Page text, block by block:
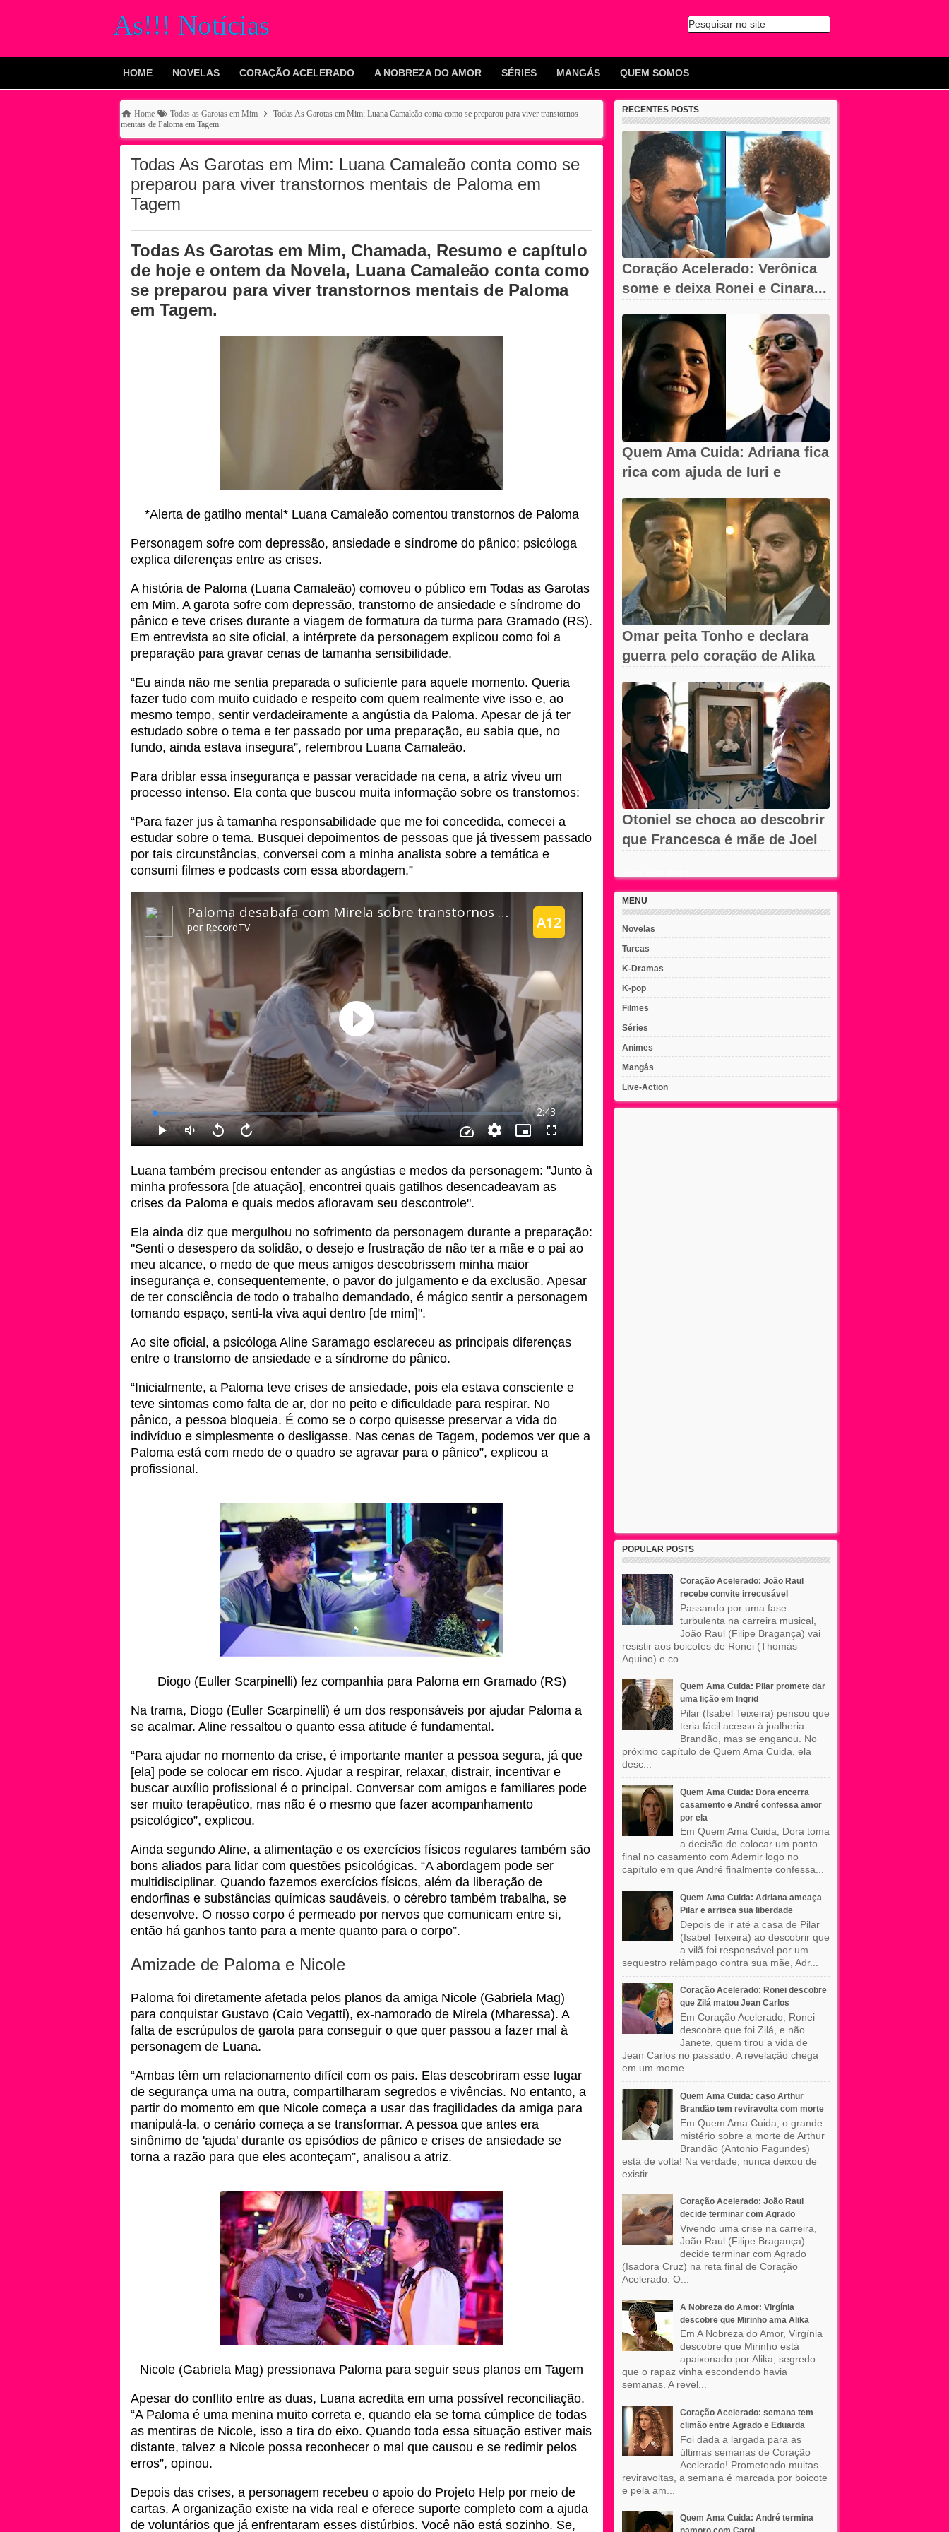
As!!! Notícias Pesquisar no site
HOME NOVELAS CORAÇÃO ACELERADO A NOBREZA DO AMOR SÉRIES MANGÁS QUEM SOMOS
Home Todas as Garotas em Mim
Todas As Garotas em Mim: Luana Camaleão conta como se preparou para viver transtornos
mentais de Paloma em Tagem
Todas As Garotas em Mim: Luana Camaleão conta como se
preparou para viver transtornos mentais de Paloma em
Tagem
Todas As Garotas em Mim, Chamada, Resumo e capítulo
de hoje e ontem da Novela, Luana Camaleão conta como
se preparou para viver transtornos mentais de Paloma
em Tagem.
*Alerta de gatilho mental* Luana Camaleão comentou transtornos de Paloma
Personagem sofre com depressão, ansiedade e síndrome do pânico; psicóloga
explica diferenças entre as crises.
A história de Paloma (Luana Camaleão) comoveu o público em Todas as Garotas
em Mim. A garota sofre com depressão, transtorno de ansiedade e síndrome do
pânico e teve crises durante a viagem de formatura da turma para Gramado (RS).
Em entrevista ao site oficial, a intérprete da personagem explicou como foi a
preparação para gravar cenas de tamanha sensibilidade.
“Eu ainda não me sentia preparada o suficiente para aquele momento. Queria
fazer tudo com muito cuidado e respeito com quem realmente vive isso e, ao
mesmo tempo, sentir verdadeiramente a angústia da Paloma. Apesar de já ter
estudado sobre o tema e ter passado por uma preparação, eu sabia que, no
fundo, ainda estava insegura”, relembrou Luana Camaleão.
Para driblar essa insegurança e passar veracidade na cena, a atriz viveu um
processo intenso. Ela conta que buscou muita informação sobre os transtornos:
“Para fazer jus à tamanha responsabilidade que me foi concedida, comecei a
estudar sobre o tema. Busquei depoimentos de pessoas que já tivessem passado
por tais circunstâncias, conversei com a minha analista sobre a temática e
consumi filmes e podcasts com essa abordagem.”
Luana também precisou entender as angústias e medos da personagem: "Junto à
minha professora [de atuação], encontrei quais gatilhos desencadeavam as
crises da Paloma e quais medos afloravam seu descontrole".
Ela ainda diz que mergulhou no sofrimento da personagem durante a preparação:
"Senti o desespero da solidão, o desejo e frustração de não ter a mãe e o pai ao
meu alcance, o medo de que meus amigos descobrissem minha maior
insegurança e, consequentemente, o pavor do julgamento e da exclusão. Apesar
de ter consciência de todo o trabalho demandado, é mágico sentir a personagem
tomando espaço, senti-la viva aqui dentro [de mim]".
Ao site oficial, a psicóloga Aline Saramago esclareceu as principais diferenças
entre o transtorno de ansiedade e a síndrome do pânico.
“Inicialmente, a Paloma teve crises de ansiedade, pois ela estava consciente e
teve sintomas como falta de ar, dor no peito e dificuldade para respirar. No
pânico, a pessoa bloqueia. É como se o corpo quisesse preservar a vida do
indivíduo e simplesmente o desligasse. Nas cenas de Tagem, podemos ver que a
Paloma está com medo de o quadro se agravar para o pânico”, explicou a
profissional.
Diogo (Euller Scarpinelli) fez companhia para Paloma em Gramado (RS)
Na trama, Diogo (Euller Scarpinelli) é um dos responsáveis por ajudar Paloma a
se acalmar. Aline ressaltou o quanto essa atitude é fundamental.
“Para ajudar no momento da crise, é importante manter a pessoa segura, já que
[ela] pode se colocar em risco. Ajudar a respirar, relaxar, distrair, incentivar e
buscar auxílio profissional é o principal. Conversar com amigos e familiares pode
ser muito terapêutico, mas não é o mesmo que fazer acompanhamento
psicológico”, explicou.
Ainda segundo Aline, a alimentação e os exercícios físicos regulares também são
bons aliados para lidar com questões psicológicas. “A abordagem pode ser
multidisciplinar. Quando fazemos exercícios físicos, além da liberação de
endorfinas e substâncias químicas saudáveis, o cérebro também trabalha, se
desenvolve. O nosso corpo é permeado por nervos que comunicam entre si,
então há ganhos tanto para a mente quanto para o corpo”.
Amizade de Paloma e Nicole
Paloma foi diretamente afetada pelos planos da amiga Nicole (Gabriela Mag)
para conquistar Gustavo (Caio Vegatti), ex-namorado de Mirela (Mharessa). A
falta de escrúpulos de garota para conseguir o que quer passou a fazer mal à
personagem de Luana.
“Ambas têm um relacionamento difícil com os pais. Elas descobriram esse lugar
de segurança uma na outra, compartilharam segredos e vivências. No entanto, a
partir do momento em que Nicole começa a usar das fragilidades da amiga para
manipulá-la, o cenário começa a se transformar. A pessoa que antes era
sinônimo de 'ajuda' durante os episódios de pânico e crises de ansiedade se
torna a razão para que eles aconteçam”, analisou a atriz.
Nicole (Gabriela Mag) pressionava Paloma para seguir seus planos em Tagem
Apesar do conflito entre as duas, Luana acredita em uma possível reconciliação.
“A Paloma é uma menina muito correta e, quando ela se torna cúmplice de todas
as mentiras de Nicole, isso a tira do eixo. Quando toda essa situação estiver mais
distante, talvez a Nicole possa reconhecer o mal que causou e se redimir pelos
erros”, opinou.
Depois das crises, a personagem recebeu o apoio do Projeto Help por meio de
cartas. A organização existe na vida real e oferece suporte completo com a ajuda
de voluntários que já enfrentaram esses distúrbios. Você não está sozinho. Se,
RECENTES POSTS
Coração Acelerado: Verônica
some e deixa Ronei e Cinara...
Quem Ama Cuida: Adriana fica
rica com ajuda de Iuri e
Omar peita Tonho e declara
guerra pelo coração de Alika
Otoniel se choca ao descobrir
que Francesca é mãe de Joel
MENU
Novelas
Turcas
K-Dramas
K-pop
Filmes
Séries
Animes
Mangás
Live-Action
POPULAR POSTS
Coração Acelerado: João Raul
recebe convite irrecusável
Passando por uma fase
turbulenta na carreira musical,
João Raul (Filipe Bragança) vai
resistir aos boicotes de Ronei (Thomás
Aquino) e co...
Quem Ama Cuida: Pilar promete dar
uma lição em Ingrid
Pilar (Isabel Teixeira) pensou que
teria fácil acesso à joalheria
Brandão, mas se enganou. No
próximo capítulo de Quem Ama Cuida, ela
desc...
Quem Ama Cuida: Dora encerra
casamento e André confessa amor
por ela
Em Quem Ama Cuida, Dora toma
a decisão de colocar um ponto
final no casamento com Ademir logo no
capítulo em que André finalmente confessa...
Quem Ama Cuida: Adriana ameaça
Pilar e arrisca sua liberdade
Depois de ir até a casa de Pilar
(Isabel Teixeira) ao descobrir que
a vilã foi responsável por um
sequestro relâmpago contra sua mãe, Adr...
Coração Acelerado: Ronei descobre
que Zilá matou Jean Carlos
Em Coração Acelerado, Ronei
descobre que foi Zilá, e não
Janete, quem tirou a vida de
Jean Carlos no passado. A revelação chega
em um mome...
Quem Ama Cuida: caso Arthur
Brandão tem reviravolta com morte
Em Quem Ama Cuida, o grande
mistério sobre a morte de Arthur
Brandão (Antonio Fagundes)
está de volta! Na verdade, nunca deixou de
existir...
Coração Acelerado: João Raul
decide terminar com Agrado
Vivendo uma crise na carreira,
João Raul (Filipe Bragança)
decide terminar com Agrado
(Isadora Cruz) na reta final de Coração
Acelerado. O...
A Nobreza do Amor: Virgínia
descobre que Mirinho ama Alika
Em A Nobreza do Amor, Virgínia
descobre que Mirinho está
apaixonado por Alika, segredo
que o rapaz vinha escondendo havia
semanas. A revel...
Coração Acelerado: semana tem
climão entre Agrado e Eduarda
Foi dada a largada para as
últimas semanas de Coração
Acelerado! Prometendo muitas
reviravoltas, a semana é marcada por boicote
e pela am...
Quem Ama Cuida: André termina